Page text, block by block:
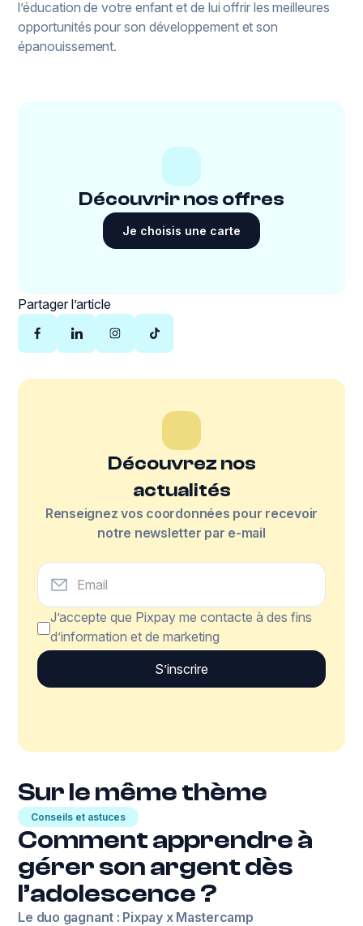
Découvrir nos offres
Je choisis une carte
Partager l’article
l’éducation de votre enfant et de lui offrir les meilleures
opportunités pour son développement et son
épanouissement.
Découvrez nos
actualités
Renseignez vos coordonnées pour recevoir
notre newsletter par e-mail
J’accepte que Pixpay me contacte à des fins
d’information et de marketing
Sur le même thème
Conseils et astuces
Comment apprendre à
gérer son argent dès
l’adolescence ?
Le duo gagnant : Pixpay x Mastercamp